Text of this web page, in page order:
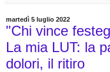
martedì 5 luglio 2022
"Chi vince
La mia LUT: la
dolori, il ritiro